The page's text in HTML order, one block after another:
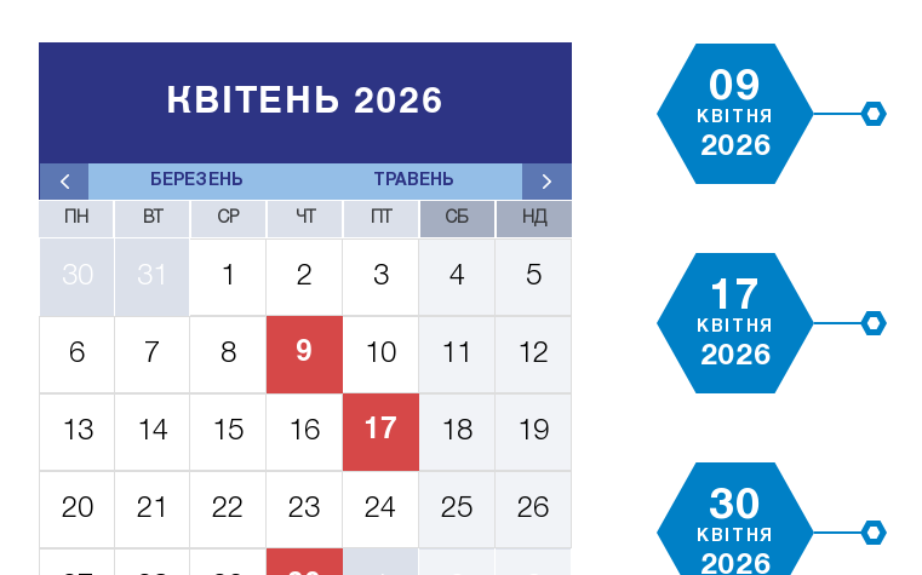
БЕРЕЗЕНЬ ТРАВЕНЬ
КВІТЕНЬ 2026
ПН ВТ СР ЧТ СБ НД
30 31 1 2 3 4 5
6 7 8 9 10 11 12
13 14 15 16 17 18 19
20 21 22 23 24 25 26
09
КВІТНЯ
2026
17
КВІТНЯ
2026
30
КВІТНЯ
2026